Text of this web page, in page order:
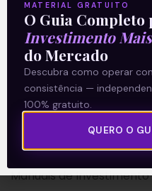
Termos e Condições
Política de Privacidade
Explore
Artigos
E Eu Com Isso?
Vídeos no Youtube
Manuais de Investimento
MATERIAL GRATUITO
O Guia
Investimento
do Mercado
Descubra como operar
consistência —
100% gratuito.
QUERO O